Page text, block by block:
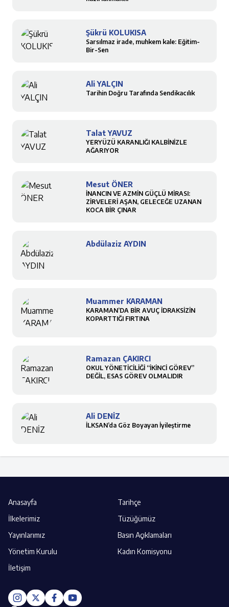
Şükrü KOLUKISA
Sarsılmaz irade, muhkem kale: Eğitim-
Bir-Sen
Ali YALÇIN
Tarihin Doğru Tarafında Sendikacılık
Talat YAVUZ
YERYÜZÜ KARANLIĞI KALBİNİZLE
AĞARIYOR
Mesut ÖNER
İNANCIN VE AZMİN GÜÇLÜ MİRASI:
ZİRVELERİ AŞAN, GELECEĞE UZANAN
KOCA BİR ÇINAR
Abdülaziz AYDIN
Muammer KARAMAN
KARAMAN’DA BİR AVUÇ İDRAKSİZİN
KOPARTTIĞI FIRTINA
Ramazan ÇAKIRCI
OKUL YÖNETİCİLİĞİ “İKİNCİ GÖREV”
DEĞİL, ESAS GÖREV OLMALIDIR
Ali DENİZ
İLKSAN’da Göz Boyayan İyileştirme
Anasayfa
Tarihçe
İlkelerimiz
Tüzüğümüz
Yayınlarımız
Basın Açıklamaları
Yönetim Kurulu
Kadın Komisyonu
İletişim